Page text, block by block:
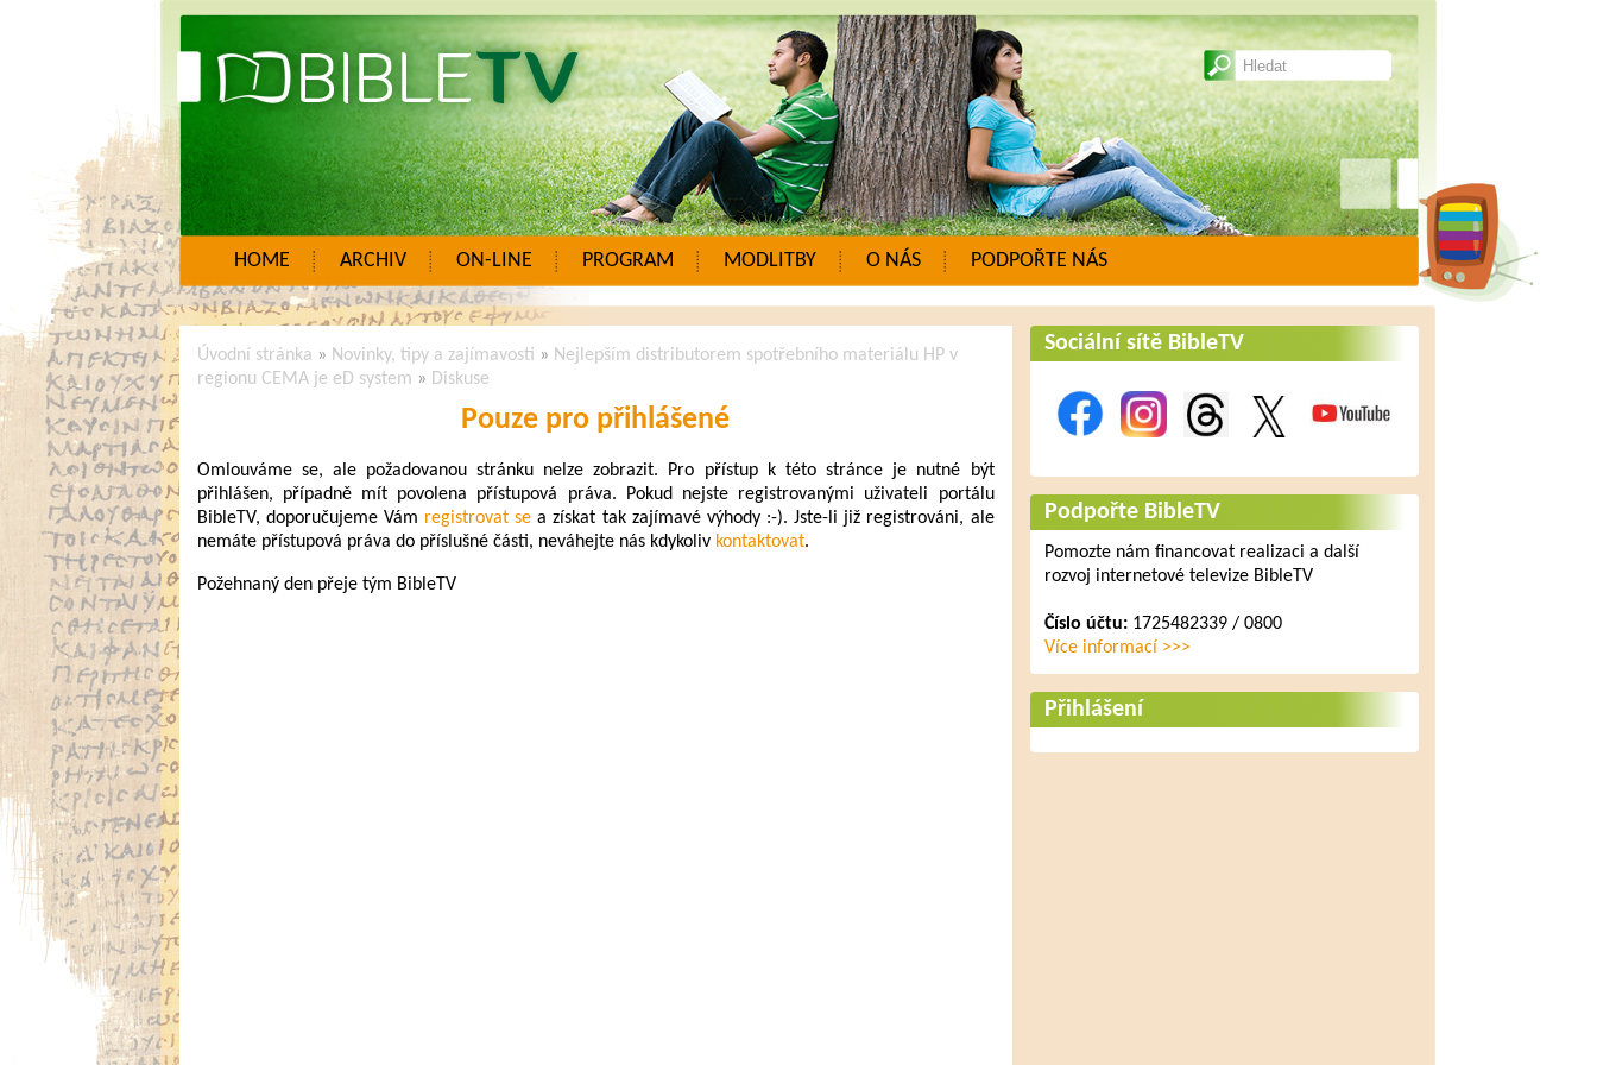
HOME ARCHIV ON-LINE PROGRAM MODLITBY O NÁS PODPOŘTE NÁS
Úvodní stránka » Novinky, tipy a zajímavosti » Nejlepším distributorem spotřebního materiálu HP v
regionu CEMA je eD system » Diskuse
Pouze pro přihlášené
Omlouváme se, ale požadovanou stránku nelze zobrazit. Pro přístup k této stránce je nutné být
přihlášen, případně mít povolena přístupová práva. Pokud nejste registrovanými uživateli portálu
BibleTV, doporučujeme Vám registrovat se a získat tak zajímavé výhody :-). Jste-li již registrováni, ale
nemáte přístupová práva do příslušné části, neváhejte nás kdykoliv kontaktovat.
Požehnaný den přeje tým BibleTV
Sociální sítě BibleTV
Podpořte BibleTV
Pomozte nám financovat realizaci a další
rozvoj internetové televize BibleTV
Číslo účtu:1725482339 / 0800
Více informací >>>
Přihlášení